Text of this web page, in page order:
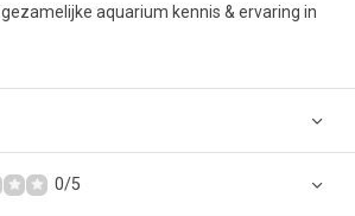
gezamelijke aquarium kennis & ervaring in
0/5